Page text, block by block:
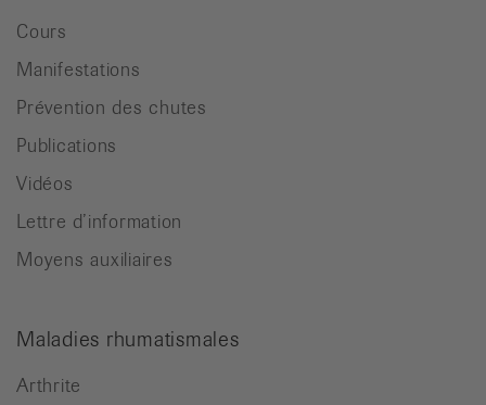
Cours
Manifestations
Prévention des chutes
Publications
Vidéos
Lettre d’information
Moyens auxiliaires
Maladies rhumatismales
Arthrite